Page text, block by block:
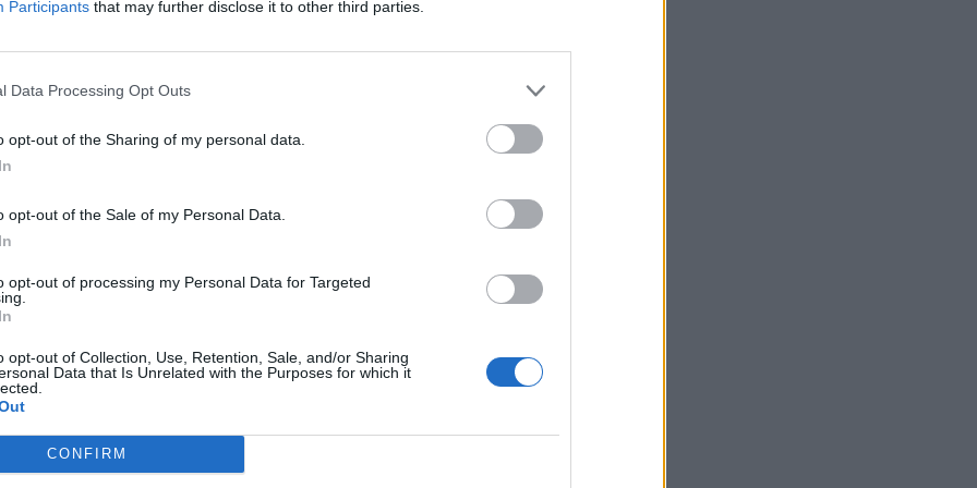
Participants that may further disclose it to other third parties.
Data Processing Opt Outs
opt-out of the Sharing of my personal data.
opt-out of the Sale of my Personal Data.
opt-out of processing my Personal Data for Targeted
opt-out of Collection, Use, Retention, Sale, and/or Sharing
Data that Is Unrelated with the Purposes for which it
CONFIRM
της κοίτης των ποταμών και των ρεμάτων (
, η απομάκρυνση επιχώσεων και
η παρεμπόδιση για απόρριψη μπάζων
υδρολογικές μελέτες για επισήμανση
- αποδέκτες ομβρίων. Επανεξέταση των
με διερεύνηση δυνατότητας
απορροή των ομβρίων.
Αντιπλημυρικά έργα ενίσχυσης
φραγμάτων και μικροφραγμάτων
ομβρίων σε παραλιακές περιοχές .
να προτείνουν!
να γίνονται τα αντίθετα!